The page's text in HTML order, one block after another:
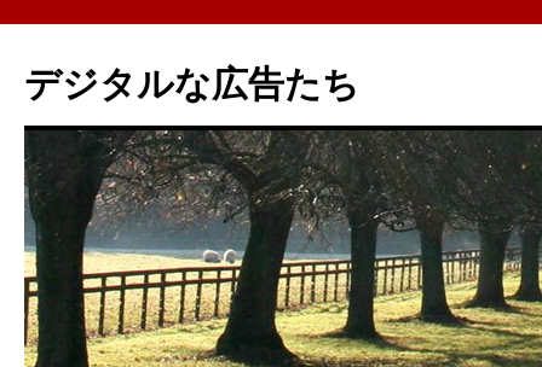
テ
ン
ス
キ
ッ
プ
デジタルな広告たち